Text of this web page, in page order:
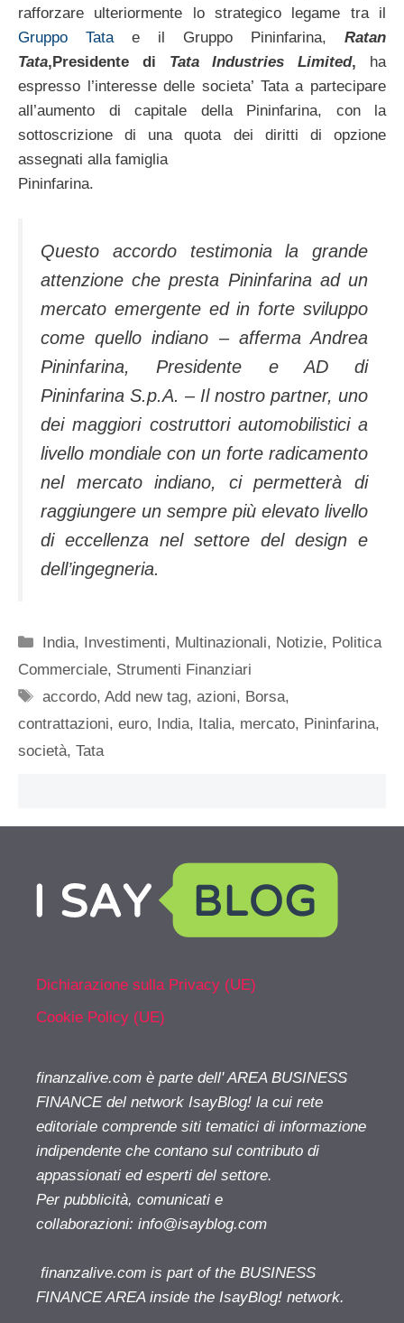
rafforzare ulteriormente lo strategico legame tra il
Gruppo Tatae il Gruppo Pininfarina, Ratan
Tata,Presidente di Tata Industries Limited, ha
espresso l’interesse delle societa’ Tata a partecipare
all’aumento di capitale della Pininfarina, con la
sottoscrizione di una quota dei diritti di opzione
assegnati alla famiglia
Pininfarina.
Questo accordo testimonia la grande
attenzione che presta Pininfarina ad un
mercato emergente ed in forte sviluppo
come quello indiano – afferma Andrea
Pininfarina, Presidente e AD di
Pininfarina S.p.A. – Il nostro partner, uno
dei maggiori costruttori automobilistici a
livello mondiale con un forte radicamento
nel mercato indiano, ci permetterà di
raggiungere un sempre più elevato livello
di eccellenza nel settore del design e
dell’ingegneria.
Categorie
India, Investimenti, Multinazionali, Notizie, Politica
Commerciale, Strumenti Finanziari
Tag
accordo,Add new tag,azioni, Borsa,
contrattazioni, euro, India, Italia, mercato, Pininfarina,
società, Tata
Dichiarazione sulla Privacy (UE)
Cookie Policy (UE)
finanzalive.com è parte dell' AREA BUSINESS
FINANCE del network IsayBlog! la cui rete
editoriale comprende siti tematici di informazione
indipendente che contano sul contributo di
appassionati ed esperti del settore.
Per pubblicità, comunicati e
collaborazioni: info@isayblog.com
finanzalive.com is part of the BUSINESS
FINANCE AREA inside the IsayBlog! network.